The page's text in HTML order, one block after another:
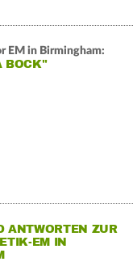
EM in Birmingham:
BOCK"
ANTWORTEN ZUR
EM IN